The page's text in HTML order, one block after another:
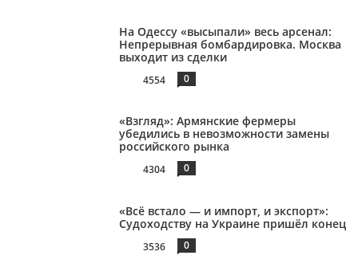
На Одессу «высыпали» весь арсенал:
Непрерывная бомбардировка. Москва
выходит из сделки
4554 0
«Взгляд»: Армянские фермеры
убедились в невозможности замены
российского рынка
4304 0
«Всё встало — и импорт, и экспорт»:
Судоходству на Украине пришёл конец
3536 0